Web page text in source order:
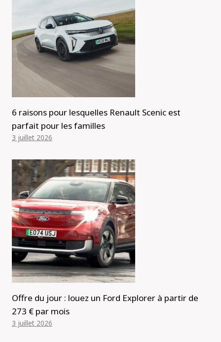
6 raisons pour lesquelles Renault Scenic est
parfait pour les familles
3 juillet 2026
Offre du jour : louez un Ford Explorer à partir de
273 € par mois
3 juillet 2026